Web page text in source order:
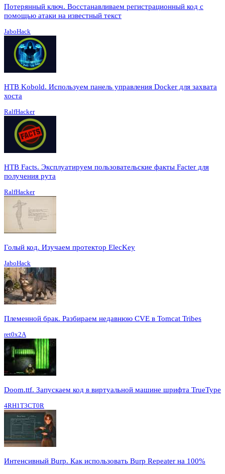
Потерянный ключ. Восстанавливаем регистрационный код с
помощью атаки на известный текст
JaboHack
HTB Kobold. Используем панель управления Docker для захвата
хоста
RalfHacker
HTB Facts. Эксплуатируем пользовательские факты Facter для
получения рута
RalfHacker
Голый код. Изучаем протектор ElecKey
JaboHack
Племенной брак. Разбираем недавнюю CVE в Tomcat Tribes
ret0x2A
Doom.ttf. Запускаем код в виртуальной машине шрифта TrueType
4RH1T3CT0R
Интенсивный Burp. Как использовать Burp Repeater на 100%